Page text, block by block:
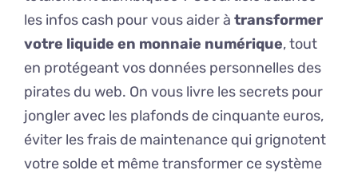
les infos cash pour vous aider à transformer
votre liquide en monnaie numérique, tout
en protégeant vos données personnelles des
pirates du web. On vous livre les secrets pour
jongler avec les plafonds de cinquante euros,
éviter les frais de maintenance qui grignotent
votre solde et même transformer ce système